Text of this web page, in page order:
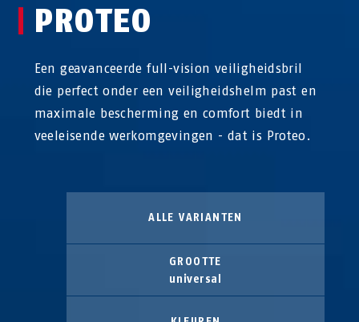
PROTEO
Een geavanceerde full-vision veiligheidsbril
die perfect onder een veiligheidshelm past en
maximale bescherming en comfort biedt in
veeleisende werkomgevingen - dat is Proteo.
ALLE VARIANTEN
GROOTTE
universal